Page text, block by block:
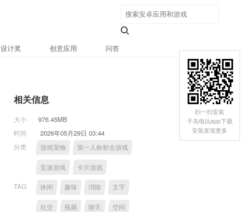
设计奖 创意应用 问答
相关信息
大小
976.45MB
时间
2026年05月29日 03:44
分类
游戏宠物 第一人称射击游戏
竞速游戏 卡片游戏
TAG 休闲 趣味 消除 文字
社交 视频 聊天 空间
扫一扫安装
千岛电玩app下载
安装发现更多